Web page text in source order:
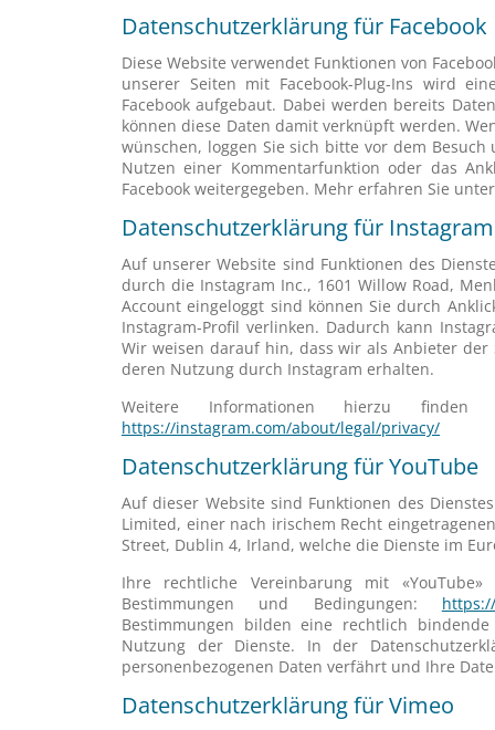
Datenschutzerklärung für Facebook
Diese Website verwendet Funktionen von
unserer Seiten mit Facebook-Plug-Ins wird
Facebook aufgebaut. Dabei werden bereits
können diese Daten damit verknüpft werden.
wünschen, loggen Sie sich bitte vor dem
Nutzen einer Kommentarfunktion oder das
Facebook weitergegeben. Mehr erfahren Sie
Datenschutzerklärung für Instagram
Auf unserer Website sind Funktionen des
durch die Instagram Inc., 1601 Willow Road,
Account eingeloggt sind können Sie durch
Instagram-Profil verlinken. Dadurch kann
Wir weisen darauf hin, dass wir als Anbieter
deren Nutzung durch Instagram erhalten.
Weitere Informationen hierzu
https://instagram.com/about/legal/privacy/
Datenschutzerklärung für YouTube
Auf dieser Website sind Funktionen des
Limited, einer nach irischem Recht
Street, Dublin 4, Irland, welche die Dienste im
Ihre rechtliche Vereinbarung mit
Bestimmungen und Bedingungen:
Bestimmungen bilden eine rechtlich
Nutzung der Dienste. In der
personenbezogenen Daten verfährt und Ihre
Datenschutzerklärung für Vimeo